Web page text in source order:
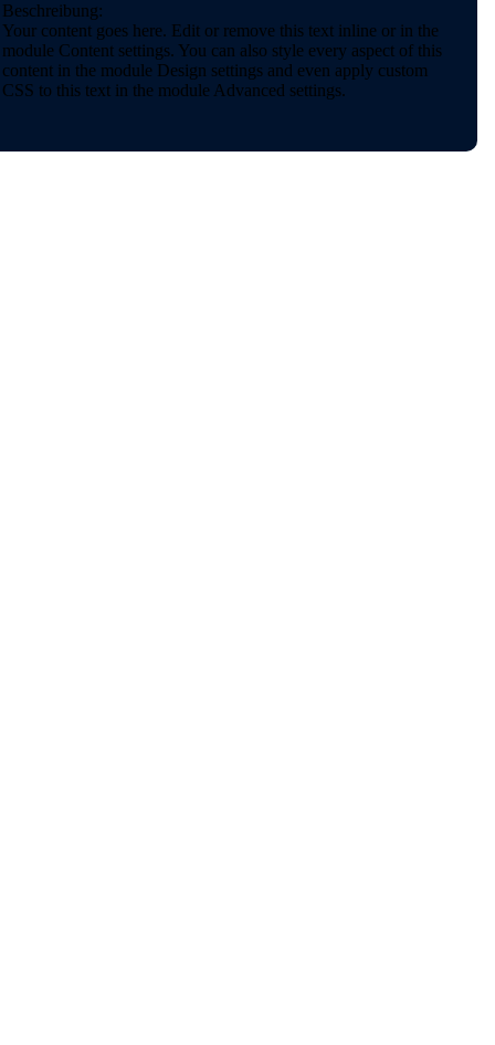
Beschreibung:
Your content goes here. Edit or remove this text inline or in the
module Content settings. You can also style every aspect of this
content in the module Design settings and even apply custom
CSS to this text in the module Advanced settings.